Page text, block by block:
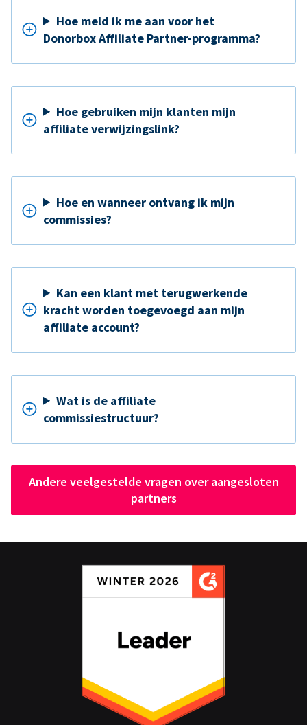
Hoe meld ik me aan voor het
Donorbox Affiliate Partner-programma?
Hoe gebruiken mijn klanten mijn
affiliate verwijzingslink?
Hoe en wanneer ontvang ik mijn
commissies?
Kan een klant met terugwerkende
kracht worden toegevoegd aan mijn
affiliate account?
Wat is de affiliate
commissiestructuur?
Andere veelgestelde vragen over aangesloten
partners